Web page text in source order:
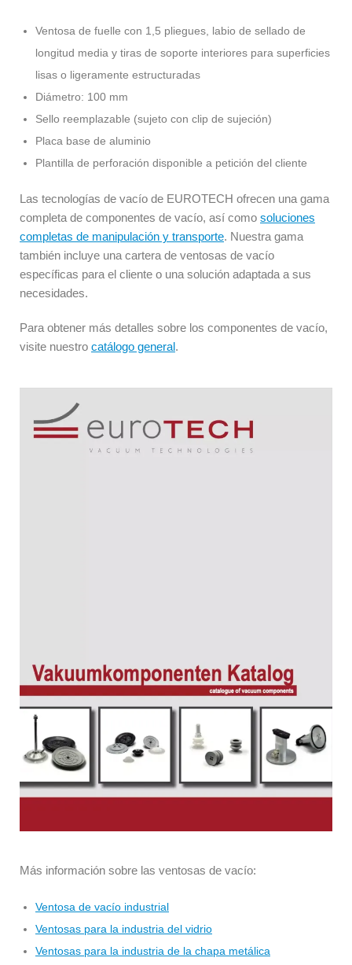
Ventosa de fuelle con 1,5 pliegues, labio de sellado de
longitud media y tiras de soporte interiores para superficies
lisas o ligeramente estructuradas
Diámetro: 100 mm
Sello reemplazable (sujeto con clip de sujeción)
Placa base de aluminio
Plantilla de perforación disponible a petición del cliente
Las tecnologías de vacío de EUROTECH ofrecen una gama
completa de componentes de vacío, así como soluciones
completas de manipulación y transporte. Nuestra gama
también incluye una cartera de ventosas de vacío
específicas para el cliente o una solución adaptada a sus
necesidades.
Para obtener más detalles sobre los componentes de vacío,
visite nuestro catálogo general.
Más información sobre las ventosas de vacío:
Ventosa de vacío industrial
Ventosas para la industria del vidrio
Ventosas para la industria de la chapa metálica